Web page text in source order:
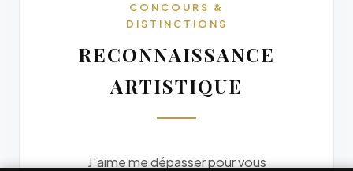
CONCOURS &
DISTINCTIONS
RECONNAISSANCE
ARTISTIQUE
J'aime me dépasser pour vous